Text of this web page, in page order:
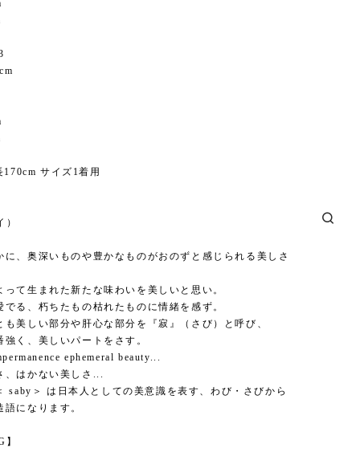
サイズ1着用
に、奥深いものや豊かなものがおのずと感じられる美しさ
って生まれた新たな味わいを美しいと思い。
でる、朽ちたもの枯れたものに情緒を感ず。
も美しい部分や肝心な部分を『寂』（さび）と呼び、
強く、美しいパートをさす。
ephemeral beauty...
、はかない美しさ...
saby＞ は日本人としての美意識を表す、わび・さびから
になります。
】